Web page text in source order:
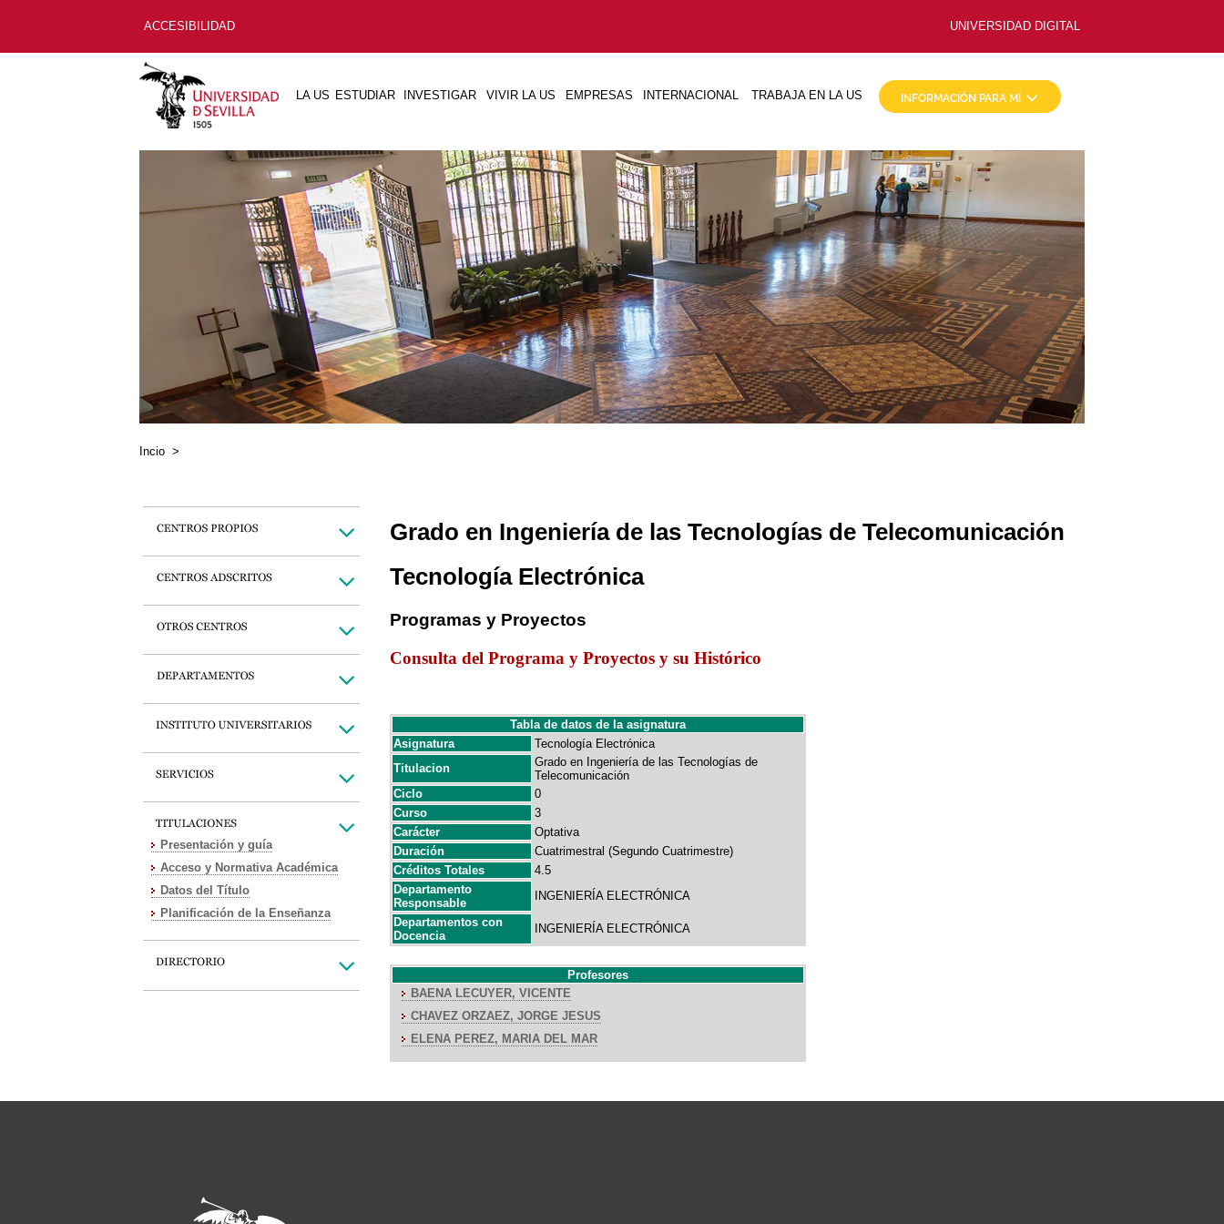
ACCESIBILIDAD UNIVERSIDAD DIGITAL
LA US ESTUDIAR INVESTIGAR VIVIR LA US EMPRESAS INTERNACIONAL TRABAJA EN LA US
Incio >
Presentación y guía
Acceso y Normativa Académica
Datos del Título
Planificación de la Enseñanza
Grado en Ingeniería de las Tecnologías de Telecomunicación
Tecnología Electrónica
Programas y Proyectos
Consulta del Programa y Proyectos y su Histórico
Tabla de datos de la asignatura
Asignatura
Tecnología Electrónica
Titulacion
Grado en Ingeniería de las Tecnologías de
Telecomunicación
Ciclo
0
Curso
3
Carácter
Optativa
Duración
Cuatrimestral (Segundo Cuatrimestre)
Créditos Totales
4.5
Departamento
Responsable
INGENIERÍA ELECTRÓNICA
Departamentos con
Docencia
INGENIERÍA ELECTRÓNICA
Profesores
BAENA LECUYER, VICENTE
CHAVEZ ORZAEZ, JORGE JESUS
ELENA PEREZ, MARIA DEL MAR